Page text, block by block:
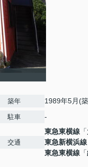
築年 1989年5月(
駐車 -
交通
東急東横線 「
東急新横浜線
東急東横線 「